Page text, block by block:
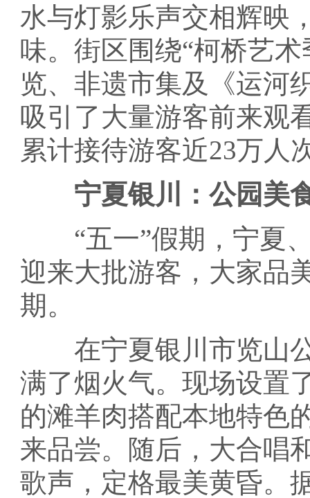
水与灯影乐声交相辉映
味。街区围绕“柯桥艺
览、非遗市集及《运河
吸引了大量游客前来观
累计接待游客近23万人
宁夏银川：公园美
“五一”假期，宁夏、
迎来大批游客，大家品
期。
在宁夏银川市览山公
满了烟火气。现场设置
的滩羊肉搭配本地特色
来品尝。随后，大合唱
歌声，定格最美黄昏。